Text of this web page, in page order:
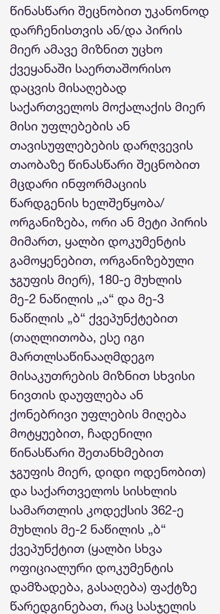
წინასწარი შეცნობით უკანონოდ
დარჩენისთვის ან/და პირის
მიერ ამავე მიზნით უცხო
ქვეყანაში საერთაშორისო
დაცვის მისაღებად
საქართველოს მოქალაქის მიერ
მისი უფლებების ან
თავისუფლებების დარღვევის
თაობაზე წინასწარი შეცნობით
მცდარი ინფორმაციის
წარდგენის ხელშეწყობა/
ორგანიზება, ორი ან მეტი პირის
მიმართ, ყალბი დოკუმენტის
გამოყენებით, ორგანიზებული
ჯგუფის მიერ), 180-ე მუხლის
მე-2 ნაწილის „ა“ და მე-3
ნაწილის „ბ“ ქვეპუნქტებით
(თაღლითობა, ესე იგი
მართლსაწინააღმდეგო
მისაკუთრების მიზნით სხვისი
ნივთის დაუფლება ან
ქონებრივი უფლების მიღება
მოტყუებით, ჩადენილი
წინასწარი შეთანხმებით
ჯგუფის მიერ, დიდი ოდენობით)
და საქართველოს სისხლის
სამართლის კოდექსის 362-ე
მუხლის მე-2 ნაწილის „ბ“
ქვეპუნქტით (ყალბი სხვა
ოფიციალური დოკუმენტის
დამზადება, გასაღება) ფაქტზე
წარედგინებათ, რაც სასჯელის